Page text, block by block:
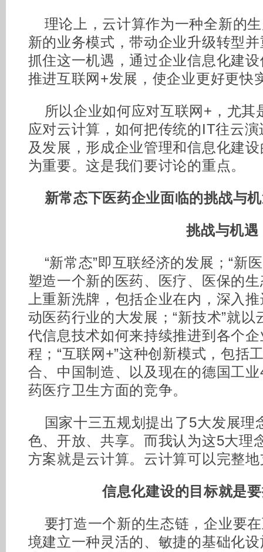
理论上，云计算作为一种全新的
新的业务模式，带动企业升级转型
抓住这一机遇，通过企业信息化建
推进互联网+发展，使企业更好更快
所以企业如何应对互联网+，尤其
应对云计算，如何把传统的IT往云
及发展，形成企业管理和信息化建
为重要。这是我们要讨论的重点。
新常态下医药企业面临的挑战与
挑战与机遇
“新常态”即互联经济的发展；“新
塑造一个新的医药、医疗、医保的
上重新洗牌，包括企业在内，深入
动医药行业的大发展；“新技术”就
代信息技术如何来持续推进到各个
程；“互联网+”这种创新模式，包括
合、中国制造、以及现在的德国工
药医疗卫生方面的竞争。
国家十三五规划提出了5大发展理
色、开放、共享。而我认为这5大理
方案就是云计算。云计算可以完整
信息化建设的目标就是
要打造一个新的生态链，企业要
境建立一种灵活的、敏捷的基础化